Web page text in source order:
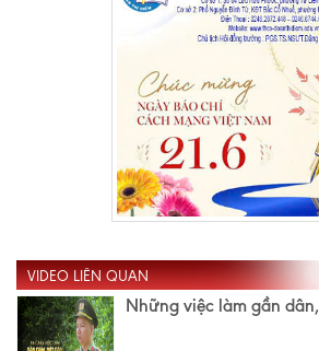
VIDEO LIÊN QUAN
Những việc làm gần